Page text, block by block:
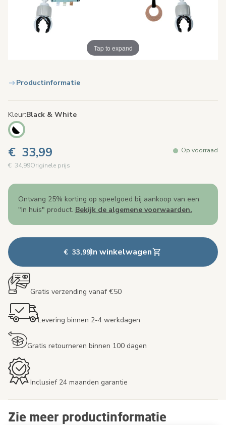
Tap to expand
Productinformatie
Kleur Black & White
€ 33,99
€ 34,99Originele prijs
Op voorraad
Ontvang 25% korting op speelgoed bij aankoop van een
"In huis" product. Bekijk de algemene voorwaarden.
€ 33,99In winkelwagen
Gratis verzending vanaf €50
Levering binnen 2-4 werkdagen
Gratis retourneren binnen 100 dagen
Inclusief 24 maanden garantie
Zie meer productinformatie